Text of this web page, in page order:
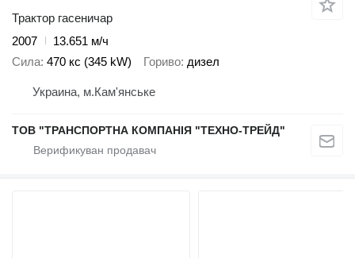
Трактор гасеничар
2007
13.651 м/ч
Сила 470 кс (345 kW) Гориво дизел
Украина, м.Кам'янське
ТОВ "ТРАНСПОРТНА КОМПАНІЯ "ТЕХНО-ТРЕЙД"